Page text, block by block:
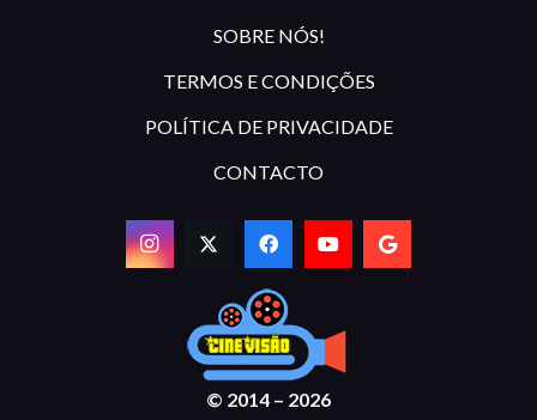
SOBRE NÓS!
TERMOS E CONDIÇÕES
POLÍTICA DE PRIVACIDADE
CONTACTO
© 2014 – 2026